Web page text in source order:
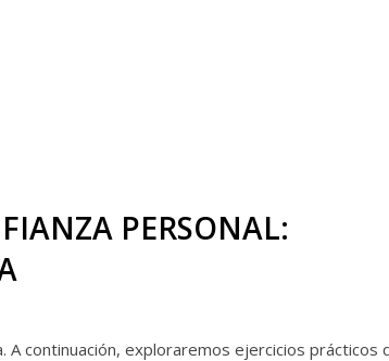
PERSONAL:
continuación, exploraremos ejercicios prácticos